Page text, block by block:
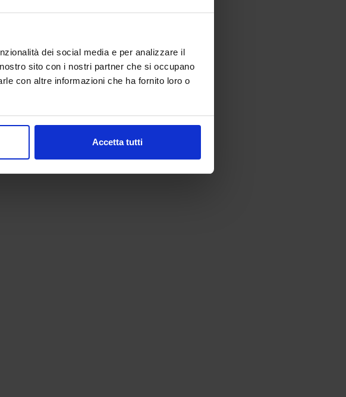
dei social media e per analizzare il
sito con i nostri partner che si occupano
con altre informazioni che ha fornito loro o
Accetta tutti